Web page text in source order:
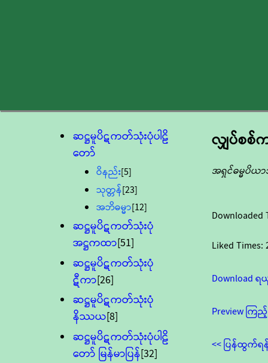
ဆဋ္ဌမူပိဋကတ်သုံးပုံပါဠိ
တော်
ဝိနည်း[5]
သုတ္တန်[23]
အဘိဓမ္မာ[12]
ဆဋ္ဌမူပိဋကတ်သုံးပုံ
အဋ္ဌကထာ[51]
ဆဋ္ဌမူပိဋကတ်သုံးပုံ
ဋီကာ[26]
ဆဋ္ဌမူပိဋကတ်သုံးပုံ
နိဿယ[8]
ဆဋ္ဌမူပိဋကတ်သုံးပုံပါဠိ
တော် မြန်မာပြန်[32]
လျှပ်စစ်က
အရှင်ဓမ္မပိယ
Downloaded
Liked Times:
Download
Preview ကြ
<< ပြန်ထွက်ရ